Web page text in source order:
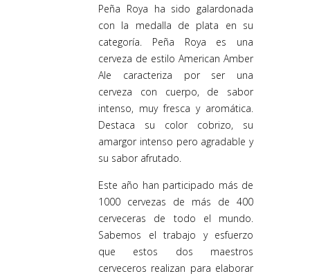
Peña Roya ha sido galardonada
con la medalla de plata en su
categoría. Peña Roya es una
cerveza de estilo American Amber
Ale caracteriza por ser una
cerveza con cuerpo, de sabor
intenso, muy fresca y aromática.
Destaca su color cobrizo, su
amargor intenso pero agradable y
su sabor afrutado.
Este año han participado más de
1000 cervezas de más de 400
cerveceras de todo el mundo.
Sabemos el trabajo y esfuerzo
que estos dos maestros
cerveceros realizan para elaborar